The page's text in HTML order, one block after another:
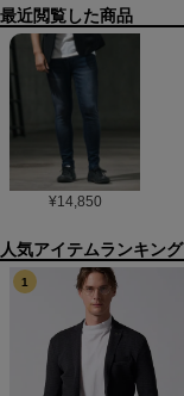
最近閲覧した商品
¥14,850
1